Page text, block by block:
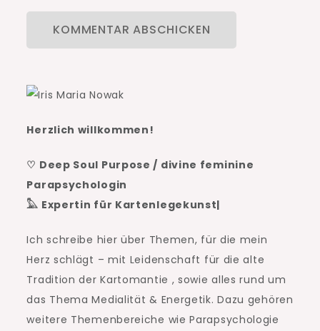
Herzlich willkommen!
♡ Deep Soul Purpose / divine feminine
Parapsychologin
𓅓 Expertin für Kartenlegekunst|
Ich schreibe hier über Themen, für die mein
Herz schlägt – mit Leidenschaft für die alte
Tradition der Kartomantie , sowie alles rund um
das Thema Medialität & Energetik. Dazu gehören
weitere Themenbereiche wie Parapsychologie